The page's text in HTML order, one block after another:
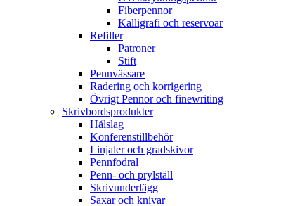
Fiberpennor
Kalligrafi och reservoar
Refiller
Patroner
Stift
Pennvässare
Radering och korrigering
Övrigt Pennor och finewriting
Skrivbordsprodukter
Hålslag
Konferenstillbehör
Linjaler och gradskivor
Pennfodral
Penn- och prylställ
Skrivunderlägg
Saxar och knivar